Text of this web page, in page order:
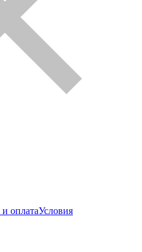
и оплатаУсловия